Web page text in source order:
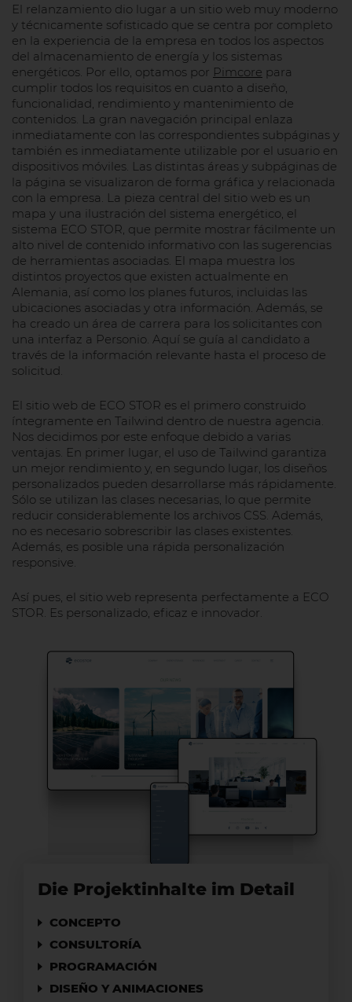
El relanzamiento dio lugar a un sitio web muy moderno
y técnicamente sofisticado que se centra por completo
en la experiencia de la empresa en todos los aspectos
del almacenamiento de energía y los sistemas
energéticos. Por ello, optamos por Pimcore para
cumplir todos los requisitos en cuanto a diseño,
funcionalidad, rendimiento y mantenimiento de
contenidos. La gran navegación principal enlaza
inmediatamente con las correspondientes subpáginas y
también es inmediatamente utilizable por el usuario en
dispositivos móviles. Las distintas áreas y subpáginas de
la página se visualizaron de forma gráfica y relacionada
con la empresa. La pieza central del sitio web es un
mapa y una ilustración del sistema energético, el
sistema ECO STOR, que permite mostrar fácilmente un
alto nivel de contenido informativo con las sugerencias
de herramientas asociadas. El mapa muestra los
distintos proyectos que existen actualmente en
Alemania, así como los planes futuros, incluidas las
ubicaciones asociadas y otra información. Además, se
ha creado un área de carrera para los solicitantes con
una interfaz a Personio. Aquí se guía al candidato a
través de la información relevante hasta el proceso de
solicitud.
El sitio web de ECO STOR es el primero construido
íntegramente en Tailwind dentro de nuestra agencia.
Nos decidimos por este enfoque debido a varias
ventajas. En primer lugar, el uso de Tailwind garantiza
un mejor rendimiento y, en segundo lugar, los diseños
personalizados pueden desarrollarse más rápidamente.
Sólo se utilizan las clases necesarias, lo que permite
reducir considerablemente los archivos CSS. Además,
no es necesario sobrescribir las clases existentes.
Además, es posible una rápida personalización
responsive.
Así pues, el sitio web representa perfectamente a ECO
STOR. Es personalizado, eficaz e innovador.
Die Projektinhalte im Detail
CONCEPTO
CONSULTORÍA
PROGRAMACIÓN
DISEÑO Y ANIMACIONES